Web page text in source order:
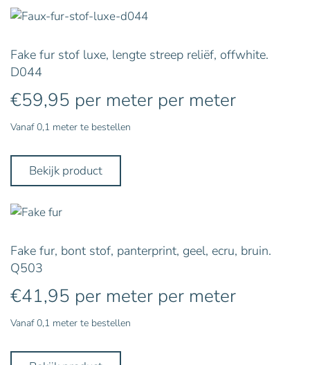
Fake fur stof luxe, lengte streep reliëf, offwhite.
D044
€59,95 per meter per meter
Vanaf 0,1 meter te bestellen
Bekijk product
Fake fur, bont stof, panterprint, geel, ecru, bruin.
Q503
€41,95 per meter per meter
Vanaf 0,1 meter te bestellen